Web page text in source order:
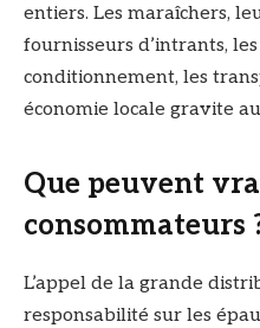
entiers. Les maraîchers,
fournisseurs d’intrants,
conditionnement, les
économie locale gravite
Que peuvent
consommateurs
L’appel de la grande
responsabilité sur les